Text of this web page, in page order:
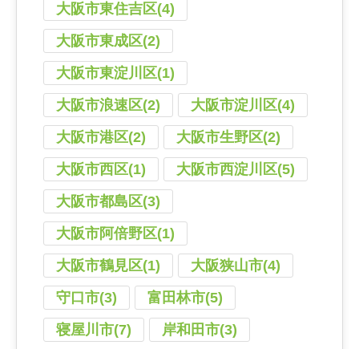
大阪市東住吉区(4)
大阪市東成区(2)
大阪市東淀川区(1)
大阪市浪速区(2)
大阪市淀川区(4)
大阪市港区(2)
大阪市生野区(2)
大阪市西区(1)
大阪市西淀川区(5)
大阪市都島区(3)
大阪市阿倍野区(1)
大阪市鶴見区(1)
大阪狭山市(4)
守口市(3)
富田林市(5)
寝屋川市(7)
岸和田市(3)